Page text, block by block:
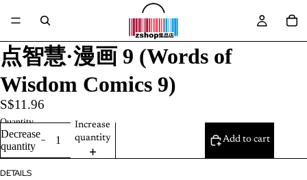
点智慧·漫画 9 (Words of
Wisdom Comics 9)
S$11.96
Quantity
Decrease
quantity
Increase
quantity
Add to cart
DETAILS